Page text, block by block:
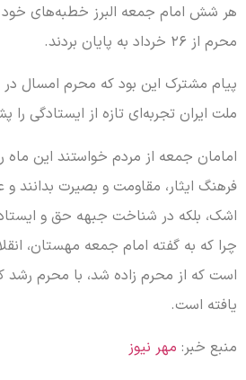
هر شش امام جمعه البرز خطبه‌های خود را
محرم از ۲۶ خرداد به پایان بردند.
پیام مشترک این بود که محرم امسال
ملت ایران تجربه‌ای تازه از ایستادگی
امامان جمعه از مردم خواستند این ماه
فرهنگ ایثار، مقاومت و بصیرت بدانند و
اشک، بلکه در شناخت جبهه حق و
چرا که به گفته امام جمعه مهستان،
است که از محرم زاده شد، با محرم رشد
یافته است.
منبع خبر: مهر نیوز